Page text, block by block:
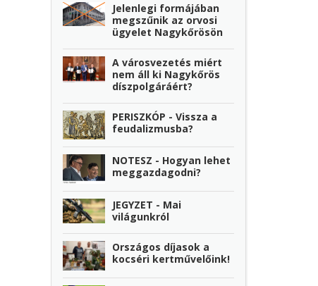
Jelenlegi formájában
megszűnik az orvosi
ügyelet Nagykőrösön
A városvezetés miért
nem áll ki Nagykőrös
díszpolgáráért?
PERISZKÓP - Vissza a
feudalizmusba?
NOTESZ - Hogyan lehet
meggazdagodni?
JEGYZET - Mai
világunkról
Országos díjasok a
kocséri kertművelőink!